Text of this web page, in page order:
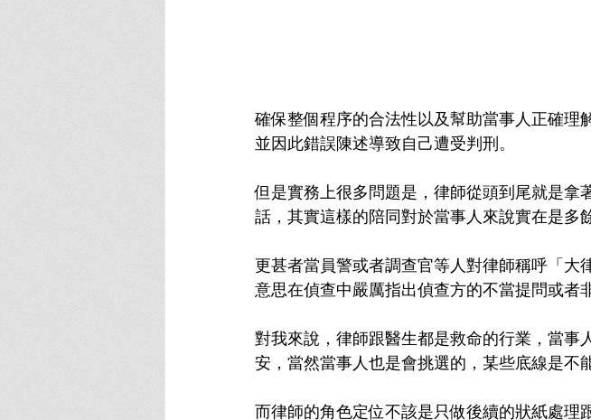
確保整個程序的合法性以及幫助當事人正確理
並因此錯誤陳述導致自己遭受判刑。
但是實務上很多問題是，律師從頭到尾就是拿
話，其實這樣的陪同對於當事人來說實在是多
更甚者當員警或者調查官等人對律師稱呼「
意思在偵查中嚴厲指出偵查方的不當提問或者
對我來說，律師跟醫生都是救命的行業，當
安，當然當事人也是會挑選的，某些底線是不
而律師的角色定位不該是只做後續的狀紙處理